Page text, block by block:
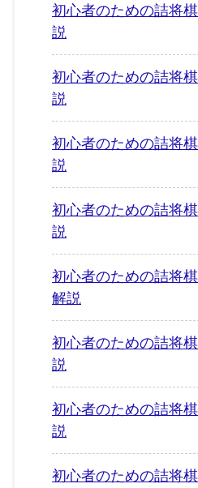
初心者のための詰
説
初心者のための詰
説
初心者のための詰
説
初心者のための詰
説
初心者のための詰
解説
初心者のための詰
説
初心者のための詰
説
初心者のための詰